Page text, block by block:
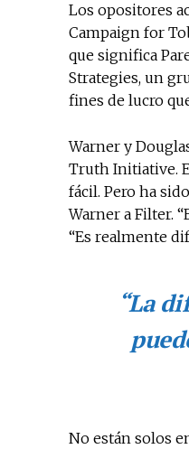
Los opositores
Campaign for
que significa
Strategies, un
fines de lucro
Warner y
Truth Initiative.
fácil. Pero ha
Warner a Filter.
“Es realmente
“La
No están solos